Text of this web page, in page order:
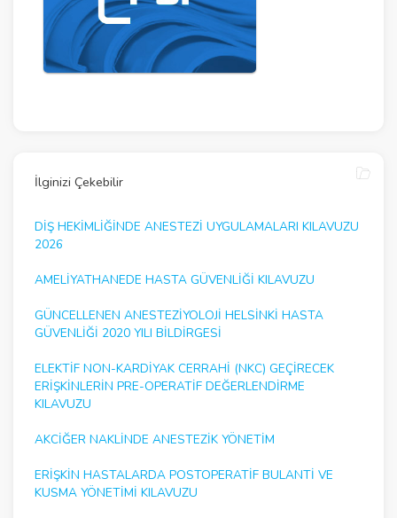
İlginizi Çekebilir
DIŞ HEKIMLIĞINDE ANESTEZI UYGULAMALARI KILAVUZU
2026
AMELIYATHANEDE HASTA GÜVENLIĞI KILAVUZU
GÜNCELLENEN ANESTEZIYOLOJI HELSINKI HASTA
GÜVENLIĞI 2020 YILI BILDIRGESI
ELEKTIF NON-KARDIYAK CERRAHI (NKC) GEÇIRECEK
ERIŞKINLERIN PRE-OPERATIF DEĞERLENDIRME
KILAVUZU
AKCIĞER NAKLINDE ANESTEZIK YÖNETIM
ERIŞKIN HASTALARDA POSTOPERATIF BULANTI VE
KUSMA YÖNETIMI KILAVUZU